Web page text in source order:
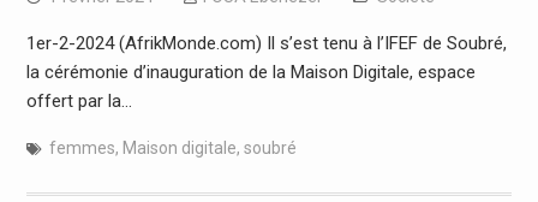
1er-2-2024 (AfrikMonde.com) Il s’est tenu à l’IFEF de Soubré,
la cérémonie d’inauguration de la Maison Digitale, espace
offert par la…
femmes, Maison digitale, soubré